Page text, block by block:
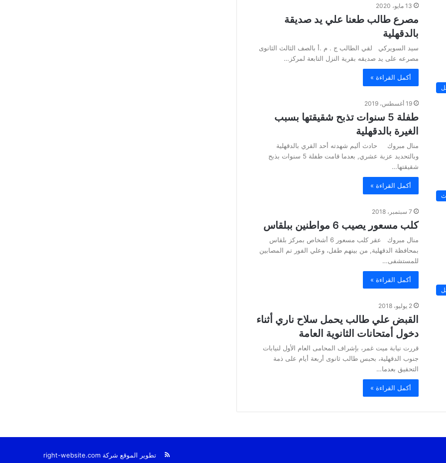
13 مايو، 2020
مصرع طالب طعنا علي يد صديقة
بالدقهلية
سيد السويركي لقي الطالب ج . م .أ بالصف الثالث الثانوى
مصرعه على يد صديقه بقرية النزل التابعة لمركز…
أكمل القراءة »
19 أغسطس، 2019
طفلة 5 سنوات تذبح شقيقتها بسبب
الغيرة بالدقهلية
منال مبروك حادث أليم شهدته أحد القري بالدقهلية
وبالتحديد عزبة عشري, بعدما قامت طفلة 5 سنوات بذبح
شقيقتها…
أكمل القراءة »
7 سبتمبر، 2018
كلب مسعور يصيب 6 مواطنين ببلقاس
منال مبروك عقر كلب مسعور 6 أشخاص بمركز بلقاس
بمحافظة الدقهلية, من بينهم طفل، وعلي الفور تم المصابين
للمستشفى…
أكمل القراءة »
2 يوليو، 2018
القبض علي طالب يحمل سلاح ناري أثناء
دخول أمتحانات الثانوية العامة
قررت نيابة ميت غمر، بإشراف المحامى العام الأول لنيابات
جنوب الدقهلية، بحبس طالب ثانوى أربعة أيام على ذمة
التحقيق بعدما…
أكمل القراءة »
تطوير الموقع شركة right-website.com
ملخص